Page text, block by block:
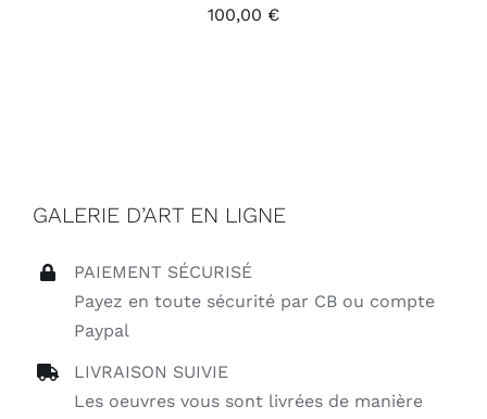
100,00 €
GALERIE D’ART EN LIGNE
PAIEMENT SÉCURISÉ
Payez en toute sécurité par CB ou compte
Paypal
LIVRAISON SUIVIE
Les oeuvres vous sont livrées de manière